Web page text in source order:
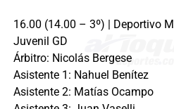
16.00 (14.00 – 3º) | Deportivo
Juvenil GD
Árbitro: Nicolás Bergese
Asistente 1: Nahuel Benítez
Asistente 2: Matías Ocampo